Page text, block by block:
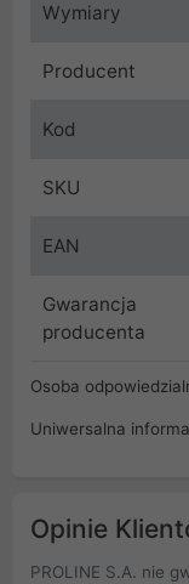
Wymiary
Producent
Kod
SKU
EAN
Gwarancja
producenta
Osoba
Uniwersalna
Opinie
PROLINE S.A. nie